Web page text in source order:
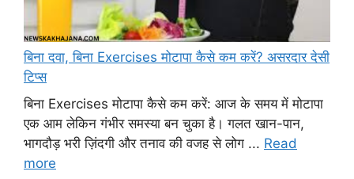
बिना दवा, बिना Exercises मोटापा कैसे कम करें? असरदार देसी
टिप्स
बिना Exercises मोटापा कैसे कम करें: आज के समय में मोटापा
एक आम लेकिन गंभीर समस्या बन चुका है। गलत खान-पान,
भागदौड़ भरी ज़िंदगी और तनाव की वजह से लोग ... Read
more